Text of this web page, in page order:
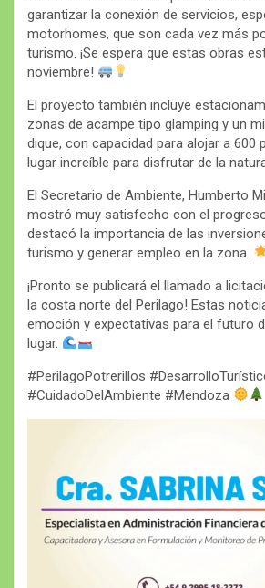
garantizar la conexión de servicios,
motorhomes, que son cada vez más
turismo. ¡Se espera que estas obras
noviembre!
El proyecto también incluye
zonas de acampe tipo glamping y un
dique, con capacidad para alojar a 600
lugar increíble para disfrutar de la
El Secretario de Ambiente, Humberto
mostró muy satisfecho con el
destacó la importancia de las
turismo y generar empleo en la zona.
¡Pronto se publicará el llamado a
la costa norte del Perilago! Estas
emoción y expectativas para el futuro
lugar.
#PerilagoPotrerillos
#CuidadoDelAmbiente #Mendoza